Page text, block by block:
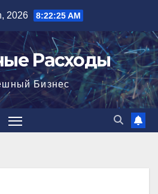
2026 8:22:26 AM
Расходы
Бизнес